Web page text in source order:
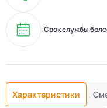
Срок службы
Характеристики